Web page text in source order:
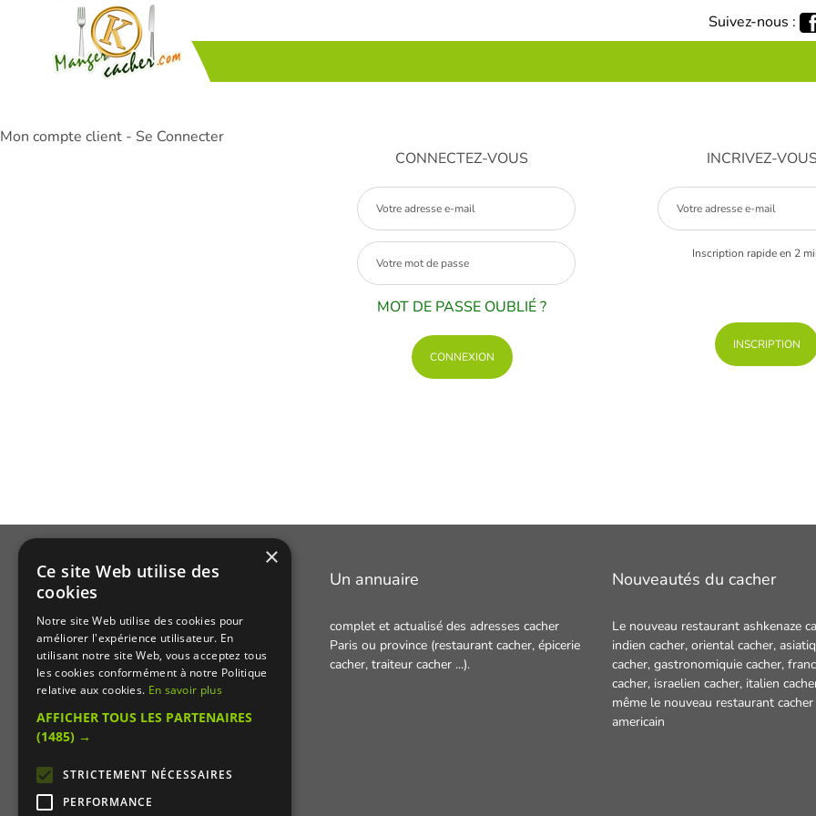
Suivez-nous :
Mon compte client - Se Connecter
CONNECTEZ-VOUS
MOT DE PASSE OUBLIÉ ?
INCRIVEZ-VOUS
Inscription rapide en 2
Manger Cacher
Cacher c'est quoi ?
Liens utiles
Qui sommes-nous ?
Presse
Un annuaire
complet et actualisé des adresses cacher
Paris ou province (restaurant cacher, épicerie
cacher, traiteur cacher ...).
Nouveautés du cacher
Le nouveau restaurant ashkenaze
indien cacher, oriental cacher,
cacher, gastronomiquie cacher,
cacher, israelien cacher, italien
même le nouveau restaurant cacher
americain
×
Ce site Web utilise des
cookies
Notre site Web utilise des cookies pour
améliorer l'expérience utilisateur. En
utilisant notre site Web, vous acceptez tous
les cookies conformément à notre Politique
relative aux cookies. En savoir plus
AFFICHER TOUS LES PARTENAIRES
(1485) →
STRICTEMENT NÉCESSAIRES
PERFORMANCE